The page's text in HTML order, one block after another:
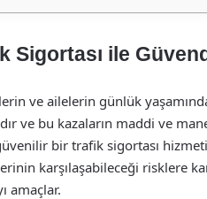
Sigortası ile
ve ailelerin günlük
ve bu kazaların maddi ve
bir trafik sigortası
karşılaşabileceği risklere
amaçlar.